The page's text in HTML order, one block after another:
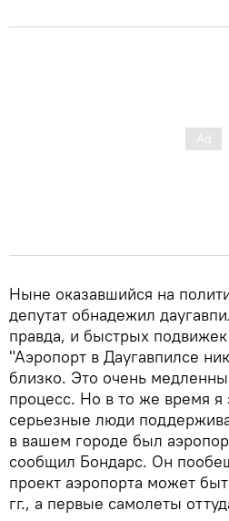
Ныне оказавшийся на
депутат обнадежил
правда, и быстрых подвижек
"Аэропорт в Даугавпилсе
близко. Это очень
процесс. Но в то же время я
серьезные люди
в вашем городе был
сообщил Бондарс. Он
проект аэропорта может
гг., а первые самолеты